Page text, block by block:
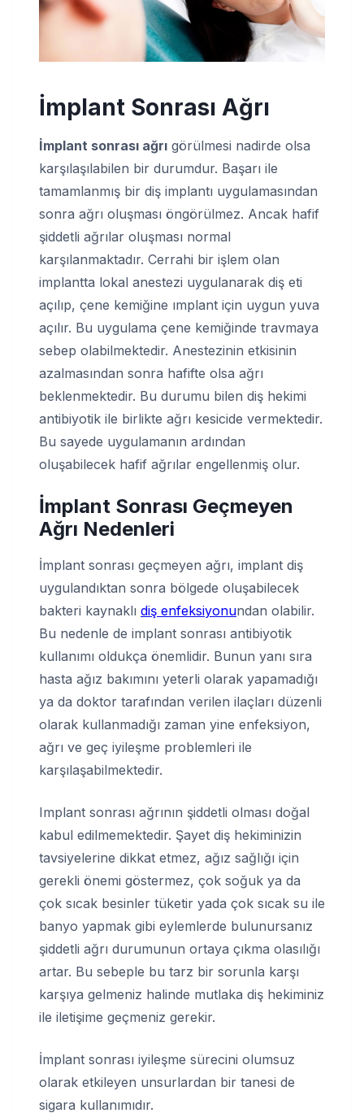
İmplant Sonrası Ağrı
İmplant sonrası ağrı görülmesi nadirde olsa
karşılaşılabilen bir durumdur. Başarı ile
tamamlanmış bir diş implantı uygulamasından
sonra ağrı oluşması öngörülmez. Ancak hafif
şiddetli ağrılar oluşması normal
karşılanmaktadır. Cerrahi bir işlem olan
implantta lokal anestezi uygulanarak diş eti
açılıp, çene kemiğine ımplant için uygun yuva
açılır. Bu uygulama çene kemiğinde travmaya
sebep olabilmektedir. Anestezinin etkisinin
azalmasından sonra hafifte olsa ağrı
beklenmektedir. Bu durumu bilen diş hekimi
antibiyotik ile birlikte ağrı kesicide vermektedir.
Bu sayede uygulamanın ardından
oluşabilecek hafif ağrılar engellenmiş olur.
İmplant Sonrası Geçmeyen
Ağrı Nedenleri
İmplant sonrası geçmeyen ağrı, implant diş
uygulandıktan sonra bölgede oluşabilecek
bakteri kaynaklı diş enfeksiyonundan olabilir.
Bu nedenle de implant sonrası antibiyotik
kullanımı oldukça önemlidir. Bunun yanı sıra
hasta ağız bakımını yeterli olarak yapamadığı
ya da doktor tarafından verilen ilaçları düzenli
olarak kullanmadığı zaman yine enfeksiyon,
ağrı ve geç iyileşme problemleri ile
karşılaşabilmektedir.
Implant sonrası ağrının şiddetli olması doğal
kabul edilmemektedir. Şayet diş hekiminizin
tavsiyelerine dikkat etmez, ağız sağlığı için
gerekli önemi göstermez, çok soğuk ya da
çok sıcak besinler tüketir yada çok sıcak su ile
banyo yapmak gibi eylemlerde bulunursanız
şiddetli ağrı durumunun ortaya çıkma olasılığı
artar. Bu sebeple bu tarz bir sorunla karşı
karşıya gelmeniz halinde mutlaka diş hekiminiz
ile iletişime geçmeniz gerekir.
İmplant sonrası iyileşme sürecini olumsuz
olarak etkileyen unsurlardan bir tanesi de
sigara kullanımıdır.